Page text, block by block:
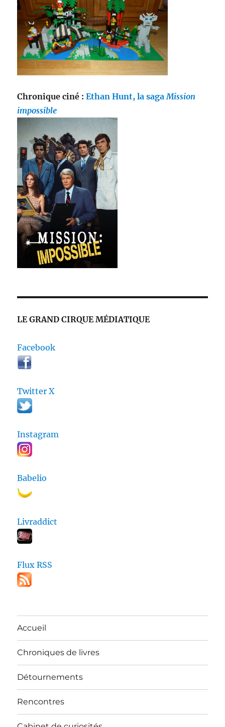
Chronique ciné :Ethan Hunt, la sagaMission
impossible
LE GRAND CIRQUE MÉDIATIQUE
Facebook
Twitter X
Instagram
Babelio
Livraddict
Flux RSS
Accueil
Chroniques de livres
Détournements
Rencontres